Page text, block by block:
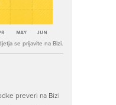
se prijavite na Bizi.
preveri na Bizi